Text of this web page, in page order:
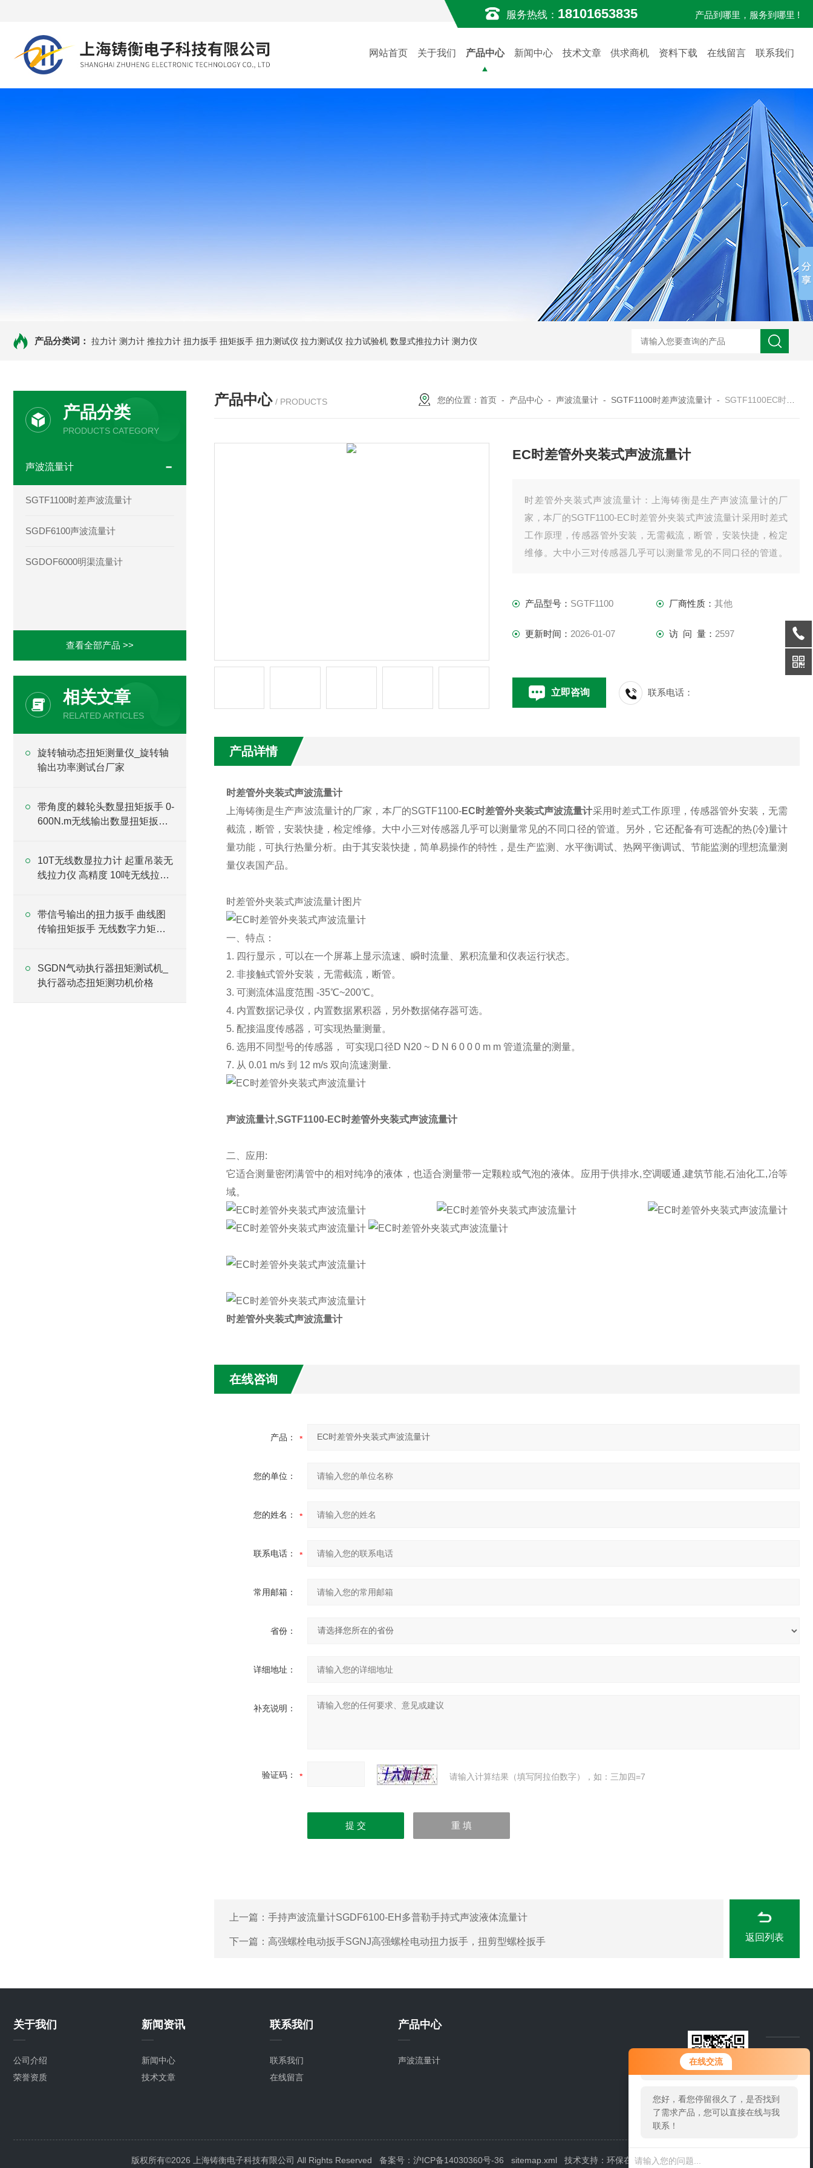
在线交流
您好！欢迎前来咨询，很高兴为您
服务，请问您要咨询什么问题呢？
您好，看您停留很久了，是否找到
了需求产品，您可以直接在线与我
联系！
服务热线： 18101653835 产品到哪里，服务到哪里 !
网站首页 关于我们 产品中心 新闻中心 技术文章 供求商机 资料下载 在线留言 联系我们
产品分类词： 拉力计 测力计 推拉力计 扭力扳手 扭矩扳手 扭力测试仪 拉力测试仪 拉力试验机 数显式推拉力计 测力仪
产品分类
PRODUCTS CATEGORY
声波流量计
SGTF1100时差声波流量计
SGDF6100声波流量计
SGDOF6000明渠流量计
查看全部产品 >>
相关文章
RELATED ARTICLES
旋转轴动态扭矩测量仪_旋转轴
输出功率测试台厂家
带角度的棘轮头数显扭矩扳手 0-
600N.m无线输出数显扭矩扳手
10T无线数显拉力计 起重吊装无
线拉力仪 高精度 10吨无线拉力
带信号输出的扭力扳手 曲线图
传输扭矩扳手 无线数字力矩扳
SGDN气动执行器扭矩测试机_
执行器动态扭矩测功机价格
产品中心 / PRODUCTS 您的位置：首页 - 产品中心 -声波流量计 - SGTF1100时差声波流量计 - SGTF1100EC时差管外夹装式声波流量计
EC时差管外夹装式声波流量计
时差管外夹装式声波流量计：上海铸衡是生产声波流量计的厂
家，本厂的SGTF1100-EC时差管外夹装式声波流量计采用时差式
工作原理，传感器管外安装，无需截流，断管，安装快捷，检定
维修。大中小三对传感器几乎可以测量常见的不同口径的管道。
产品型号： SGTF1100 厂商性质： 其他
更新时间： 2026-01-07 访 问 量： 2597
立即咨询 联系电话：
产品详情
时差管外夹装式声波流量计
上海铸衡是生产声波流量计的厂家，本厂的SGTF1100-EC时差管外夹装式声波流量计采用时差式工作原理，传感器管外安装，无需
截流，断管，安装快捷，检定维修。大中小三对传感器几乎可以测量常见的不同口径的管道。另外，它还配备有可选配的热(冷)量计
量功能，可执行热量分析。由于其安装快捷，简单易操作的特性，是生产监测、水平衡调试、热网平衡调试、节能监测的理想流量测
量仪表国产品。
时差管外夹装式声波流量计图片
一、特点：
1. 四行显示，可以在一个屏幕上显示流速、瞬时流量、累积流量和仪表运行状态。
2. 非接触式管外安装，无需截流，断管。
3. 可测流体温度范围 -35℃~200℃。
4. 内置数据记录仪，内置数据累积器，另外数据储存器可选。
5. 配接温度传感器，可实现热量测量。
6. 选用不同型号的传感器， 可实现口径D N20 ~ D N 6 0 0 0 m m 管道流量的测量。
7. 从 0.01 m/s 到 12 m/s 双向流速测量.
声波流量计,SGTF1100-EC时差管外夹装式声波流量计
二、应用:
它适合测量密闭满管中的相对纯净的液体，也适合测量带一定颗粒或气泡的液体。应用于供排水,空调暖通,建筑节能,石油化工,冶等
域。
时差管外夹装式声波流量计
在线咨询
产品：
您的单位：
您的姓名：
联系电话：
常用邮箱：
省份：
详细地址：
补充说明：
验证码： 请输入计算结果（填写阿拉伯数字），如：三加四=7
上一篇： 手持声波流量计SGDF6100-EH多普勒手持式声波液体流量计
下一篇： 高强螺栓电动扳手SGNJ高强螺栓电动扭力扳手，扭剪型螺栓扳手 返回列表
关于我们
公司介绍
荣誉资质
新闻资讯
新闻中心
技术文章
联系我们
联系我们
在线留言
产品中心
声波流量计
版权所有©2026 上海铸衡电子科技有限公司 All Rights Reserved 备案号：沪ICP备14030360号-36 sitemap.xml 技术支持： 环保在线 管理登陆